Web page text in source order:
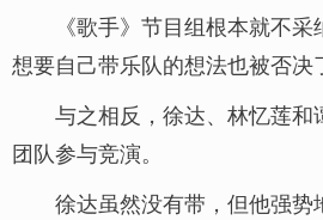
《歌手》节目组根本就不
想要自己带乐队的想法也被否决
与之相反，徐达、林忆莲和
团队参与竞演。
徐达虽然没有带，但他强势